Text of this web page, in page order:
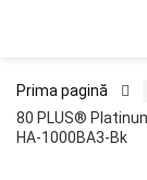
Prima pagină
80 PLUS®
HA-1000BA3-Bk